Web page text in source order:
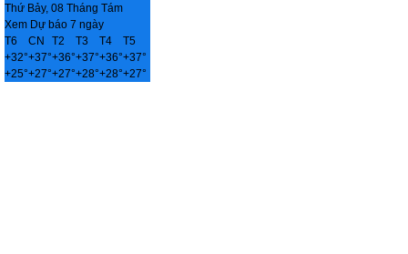
Thứ Bảy, 08 Tháng Tám
Xem Dự báo 7 ngày
T6
CN T2 T3 T4
T5
+32°+37°+36°+37°+36°+37°
+25°+27°+27°+28°+28°+27°